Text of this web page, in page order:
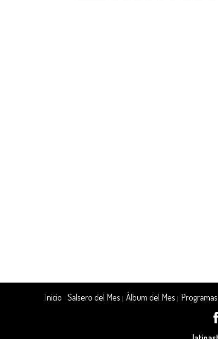
Inicio |Salsero del Mes |Álbum del Mes Programas